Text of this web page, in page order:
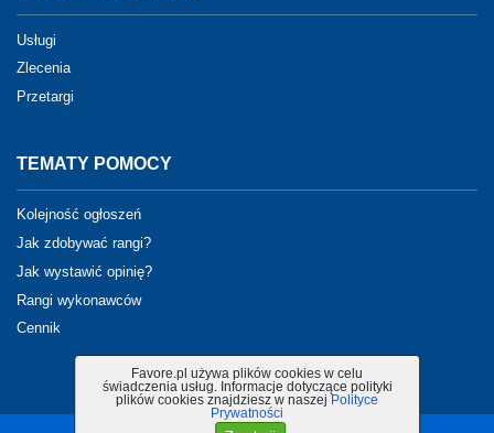
Favore.pl używa plików cookies w celu
świadczenia usług. Informacje dotyczące polityki
plików cookies znajdziesz w naszej Polityce
Prywatności
Usługi
Zlecenia
Przetargi
TEMATY POMOCY
Kolejność ogłoszeń
Jak zdobywać rangi?
Jak wystawić opinię?
Rangi wykonawców
Cennik